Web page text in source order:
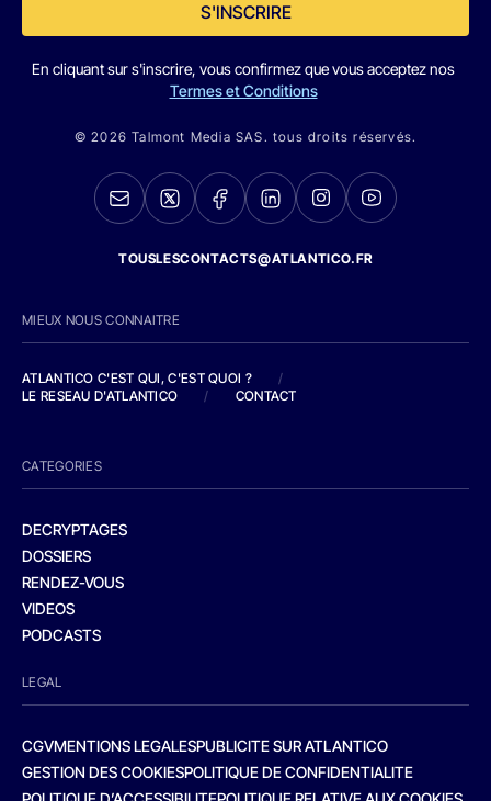
S'INSCRIRE
En cliquant sur s'inscrire, vous confirmez que vous acceptez nos
Termes et Conditions
© 2026 Talmont Media SAS. tous droits réservés.
TOUSLESCONTACTS@ATLANTICO.FR
MIEUX NOUS CONNAITRE
ATLANTICO C'EST QUI, C'EST QUOI ?
/
LE RESEAU D'ATLANTICO
/ CONTACT
CATEGORIES
DECRYPTAGES
DOSSIERS
RENDEZ-VOUS
VIDEOS
PODCASTS
LEGAL
CGVMENTIONS LEGALESPUBLICITE SUR ATLANTICO
GESTION DES COOKIESPOLITIQUE DE CONFIDENTIALITE